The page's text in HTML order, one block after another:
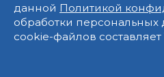
данной Политикой
обработки
cookie-файлов составляет